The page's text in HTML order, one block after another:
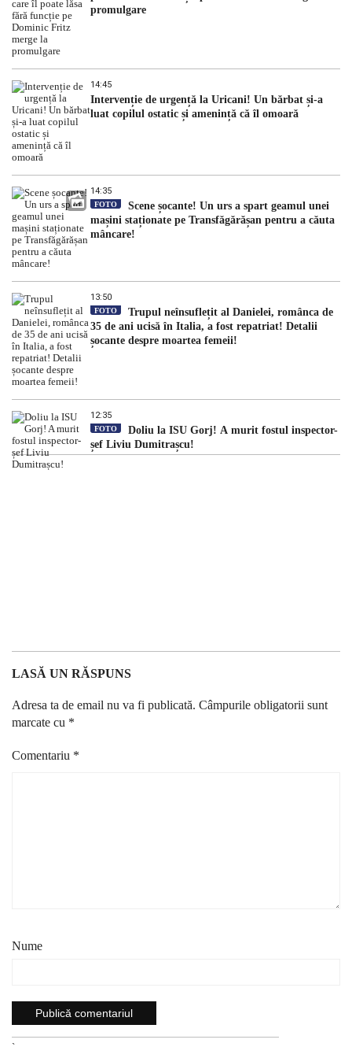
promulgare
14:45
Intervenție de urgență la Uricani! Un bărbat și-a
luat copilul ostatic și amenință că îl omoară
14:35
FOTO
Scene șocante! Un urs a spart geamul unei
mașini staționate pe Transfăgărășan pentru a căuta
mâncare!
13:50
FOTO
Trupul neînsuflețit al Danielei, românca de
35 de ani ucisă în Italia, a fost repatriat! Detalii
șocante despre moartea femeii!
12:35
FOTO
Doliu la ISU Gorj! A murit fostul inspector-
șef Liviu Dumitrașcu!
LASĂ UN RĂSPUNS
Adresa ta de email nu va fi publicată. Câmpurile obligatorii sunt
marcate cu *
Comentariu *
Nume
`